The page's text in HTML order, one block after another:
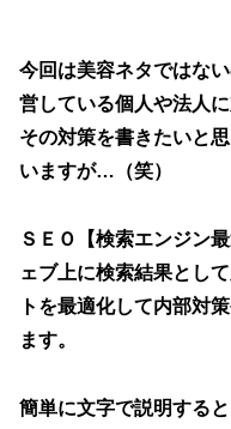
今回は美容ネタではな
営している個人や法人
その対策を書きたいと
いますが…（笑）
ＳＥＯ【検索エンジン
ェブ上に検索結果とし
トを最適化して内部対
ます。
簡単に文字で説明する